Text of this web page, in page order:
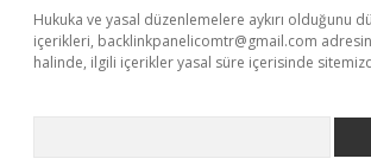
Hukuka ve yasal düzenlemelere aykırı olduğunu
içerikleri, backlinkpanelicomtr@gmail.com
halinde, ilgili içerikler yasal süre içerisinde